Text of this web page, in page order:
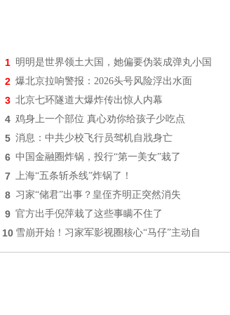
1 明明是世界领土大国，她偏要伪装成弹丸小国
2 爆北京拉响警报：2026头号风险浮出水面
3 北京七环隧道大爆炸传出惊人内幕
4 鸡身上一个部位 真心劝你给孩子少吃点
5 消息：中共少校飞行员驾机自戕身亡
6 中国金融圈炸锅，投行“第一美女”栽了
7 上海“五条斩杀线”炸锅了！
8 习家“储君”出事？皇侄齐明正突然消失
9 官方出手倪萍栽了这些事瞒不住了
10 雪崩开始！习家军影视圈核心“马仔”主动自